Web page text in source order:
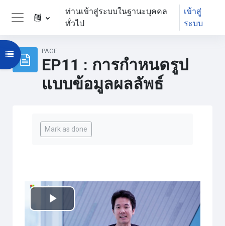
ข้ามไปที่เนื้อหาหลัก
Side panel
ท่านเข้าสู่ระบบในฐานะบุคคล
ทั่วไป
เข้าสู่
ระบบ
PAGE
EP11 : การกำหนดรูป
แบบข้อมูลผลลัพธ์
Open course index
Mark as done
เล่น